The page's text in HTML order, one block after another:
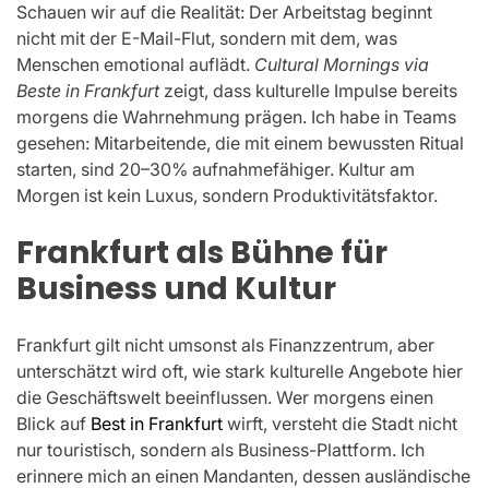
Schauen wir auf die Realität: Der Arbeitstag beginnt
nicht mit der E-Mail-Flut, sondern mit dem, was
Menschen emotional auflädt. Cultural Mornings via
Beste in Frankfurtzeigt, dass kulturelle Impulse bereits
morgens die Wahrnehmung prägen. Ich habe in Teams
gesehen: Mitarbeitende, die mit einem bewussten Ritual
starten, sind 20–30% aufnahmefähiger. Kultur am
Morgen ist kein Luxus, sondern Produktivitätsfaktor.
Frankfurt als Bühne für
Business und Kultur
Frankfurt gilt nicht umsonst als Finanzzentrum, aber
unterschätzt wird oft, wie stark kulturelle Angebote hier
die Geschäftswelt beeinflussen. Wer morgens einen
Blick auf Best in Frankfurt wirft, versteht die Stadt nicht
nur touristisch, sondern als Business-Plattform. Ich
erinnere mich an einen Mandanten, dessen ausländische